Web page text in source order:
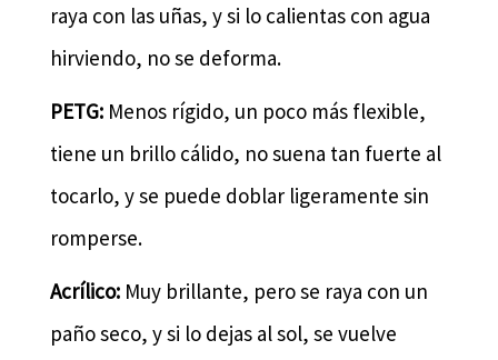
raya con las uñas, y si lo calientas con agua
hirviendo, no se deforma.
PETG: Menos rígido, un poco más flexible,
tiene un brillo cálido, no suena tan fuerte al
tocarlo, y se puede doblar ligeramente sin
romperse.
Acrílico: Muy brillante, pero se raya con un
paño seco, y si lo dejas al sol, se vuelve